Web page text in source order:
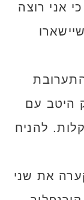
אני רוצה
היטב עם
להניח
את שני